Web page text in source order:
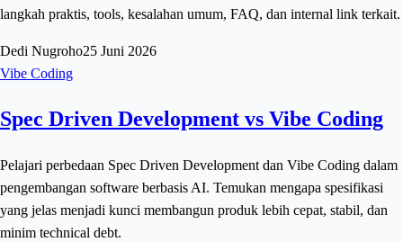
langkah praktis, tools, kesalahan umum, FAQ, dan internal link terkait.
Dedi Nugroho25 Juni 2026
Vibe Coding
Spec Driven Development vs Vibe Coding
Pelajari perbedaan Spec Driven Development dan Vibe Coding dalam
pengembangan software berbasis AI. Temukan mengapa spesifikasi
yang jelas menjadi kunci membangun produk lebih cepat, stabil, dan
minim technical debt.